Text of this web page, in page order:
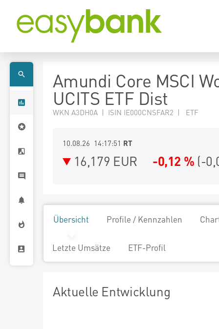
Amundi Core MSCI
UCITS ETF Dist
WKN A3DH0A | ISIN IE000CNSFAR2 | ETF
10.08.26 14:17:51 RT
16,179 EUR -0,12 % (-
Übersicht Profile / Kennzahlen
Letzte Umsätze ETF-Profil
Aktuelle Entwicklung